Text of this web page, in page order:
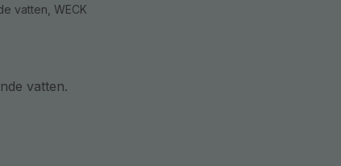
vatten, WECK
vatten.